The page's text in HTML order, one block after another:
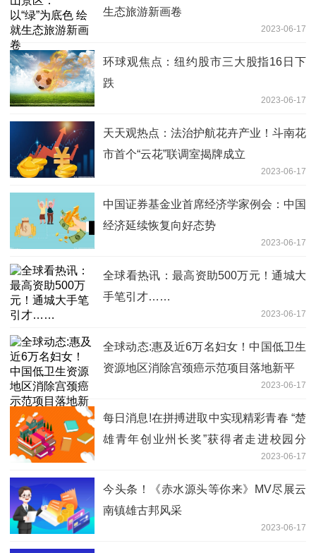
生态旅游新画卷
2023-06-17
环球观焦点：纽约股市三大股指16日下
跌
2023-06-17
天天观热点：法治护航花卉产业！斗南花
市首个​“云花”联调室揭牌成立
2023-06-17
中国证券基金业首席经济学家例会：中国
经济延续恢复向好态势
2023-06-17
全球看热讯：最高资助500万元！通城大
手笔引才……
2023-06-17
全球动态:惠及近6万名妇女！中国低卫生
资源地区消除宫颈癌示范项目落地新平
2023-06-17
每日消息!在拼搏进取中实现精彩青春 “楚
雄青年创业州长奖”获得者走进校园分
2023-06-17
今头条！《赤水源头等你来》MV尽展云
南镇雄古邦风采
2023-06-17